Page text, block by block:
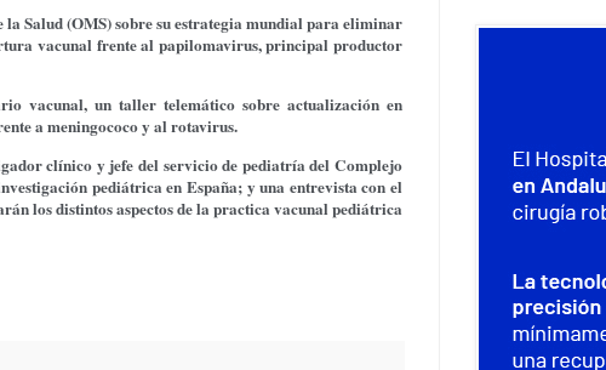
Salud (OMS) sobre su estrategia mundial para eliminar
vacunal frente al papilomavirus, principal productor
vacunal, un taller telemático sobre actualización en
a meningococo y al rotavirus.
clínico y jefe del servicio de pediatría del Complejo
pediátrica en España; y una entrevista con el
los distintos aspectos de la practica vacunal pediátrica